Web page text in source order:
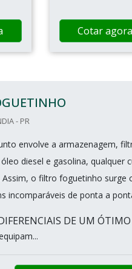
Cotar agora
- PR
envolve a armazenagem,
diesel e gasolina, qualquer
o filtro foguetinho surge
incomparáveis de ponta a
DE UM